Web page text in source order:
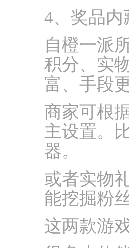
4、奖品
自橙一派
积分、实
富、手段
商家可根
主设置。
器。
或者实物
能挖掘粉
这两款游